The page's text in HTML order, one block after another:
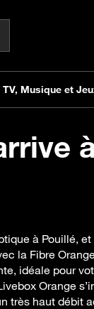
à
à Pouillé,
la Fibre
idéale pour
Orange
très haut débit